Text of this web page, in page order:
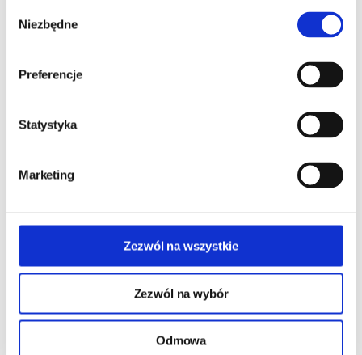
zgody
Niezbędne
Preferencje
Statystyka
Marketing
Zezwól na wszystkie
Zezwól na wybór
Odmowa
aktywności i rasy Kota. Zalecenia: karmę dla Kota przechowuj w
chłodnym i suchym miejscu, karmę podawaj w temperaturze
do lodówki, zawartość rozpoczętej puszki najlepiej zużyć w ciągu
48 godzin. Pamiętaj, by zapewniać Kotu stały dostęp do czystej i
Imię i nazwisko: